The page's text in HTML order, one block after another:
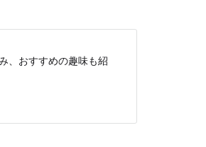
、おすすめの趣味も紹